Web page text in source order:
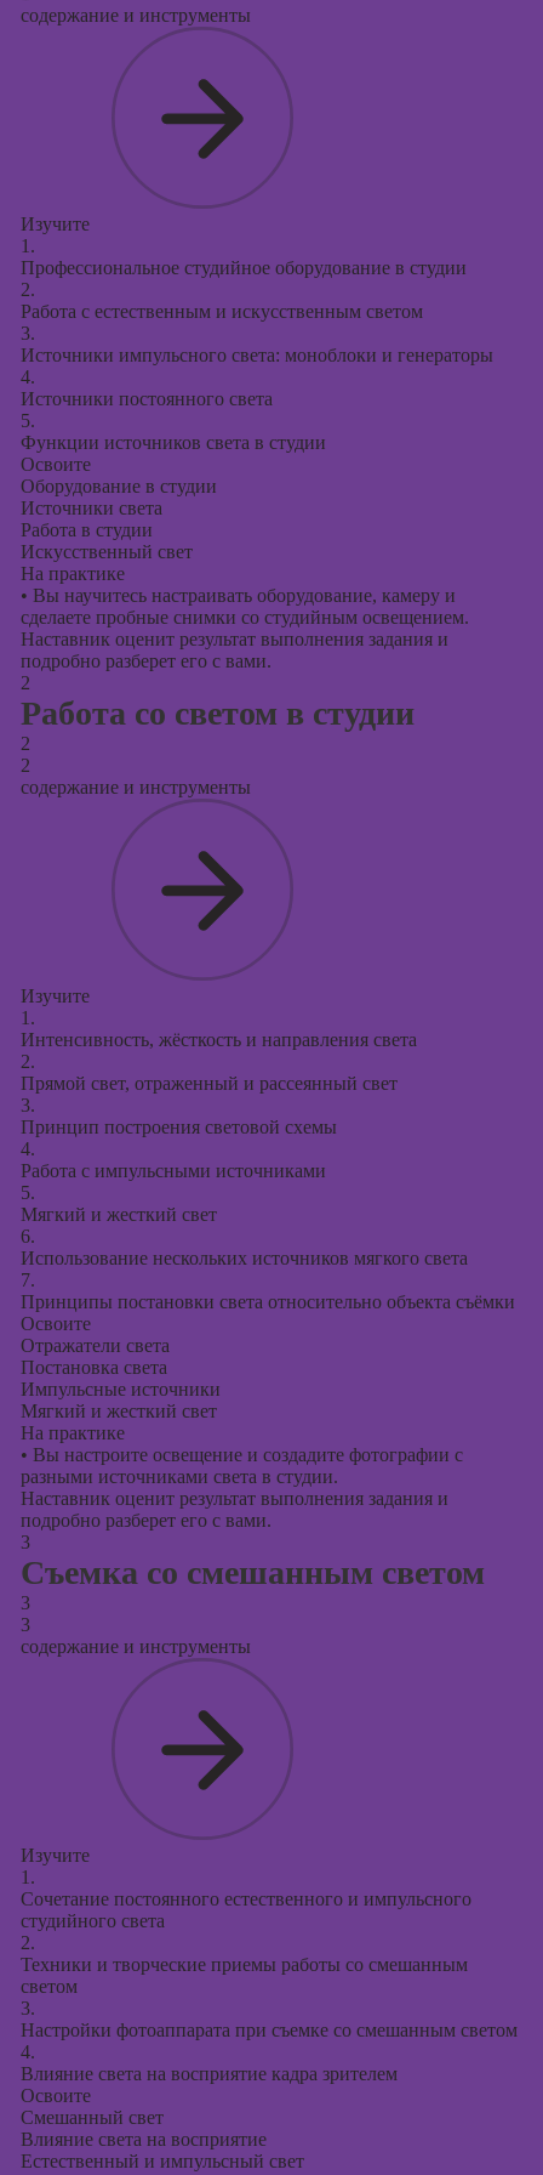
проектов
Курсы создания
PowerPoint
содержание и инструменты
Изучите
1.
Профессиональное студийное оборудование в студии
2.
Работа с естественным и искусственным светом
3.
Источники импульсного света: моноблоки и генераторы
4.
Источники постоянного света
5.
Функции источников света в студии
Освоите
Оборудование в студии
Источники света
Работа в студии
Искусственный свет
На практике
• Вы научитесь настраивать оборудование, камеру и
сделаете пробные снимки со студийным освещением.
Наставник оценит результат выполнения задания и
подробно разберет его с вами.
2
Работа со светом в студии
2
2
содержание и инструменты
Изучите
1.
Интенсивность, жёсткость и направления света
2.
Прямой свет, отраженный и рассеянный свет
3.
Принцип построения световой схемы
4.
Работа с импульсными источниками
5.
Мягкий и жесткий свет
6.
Использование нескольких источников мягкого света
7.
Принципы постановки света относительно объекта съёмки
Освоите
Отражатели света
Постановка света
Импульсные источники
Мягкий и жесткий свет
На практике
• Вы настроите освещение и создадите фотографии с
разными источниками света в студии.
Наставник оценит результат выполнения задания и
подробно разберет его с вами.
3
Съемка со смешанным светом
3
3
содержание и инструменты
Изучите
1.
Сочетание постоянного естественного и импульсного
студийного света
2.
Техники и творческие приемы работы со смешанным
светом
3.
Настройки фотоаппарата при съемке со смешанным светом
4.
Влияние света на восприятие кадра зрителем
Освоите
Смешанный свет
Влияние света на восприятие
Естественный и импульсный свет